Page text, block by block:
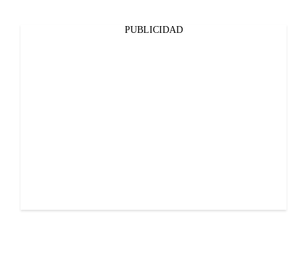
PUBLICIDAD